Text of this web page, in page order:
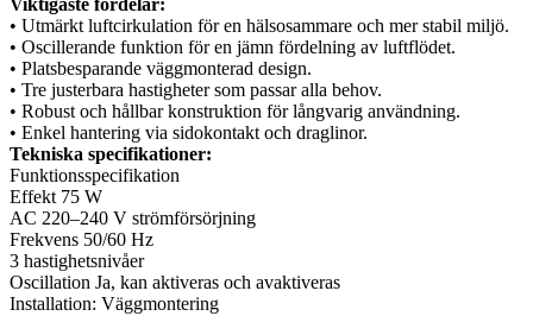
• Utmärkt luftcirkulation för en hälsosammare och mer stabil miljö.
• Oscillerande funktion för en jämn fördelning av luftflödet.
• Platsbesparande väggmonterad design.
• Tre justerbara hastigheter som passar alla behov.
• Robust och hållbar konstruktion för långvarig användning.
•⁠ ⁠Enkel hantering via sidokontakt och draglinor.
Tekniska specifikationer:
Funktionsspecifikation
Effekt 75 W
AC 220–240 V strömförsörjning
Frekvens 50/60 Hz
3 hastighetsnivåer
Oscillation Ja, kan aktiveras och avaktiveras
Installation: Väggmontering